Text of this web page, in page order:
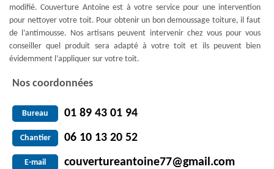
modifié. Couverture Antoine est à votre service pour une intervention
pour nettoyer votre toit. Pour obtenir un bon demoussage toiture, il faut
de l’antimousse. Nos artisans peuvent intervenir chez vous pour vous
conseiller quel produit sera adapté à votre toit et ils peuvent bien
évidemment l’appliquer sur votre toit.
Nos coordonnées
Bureau 01 89 43 01 94
Chantier 06 10 13 20 52
E-mail couvertureantoine77@gmail.com